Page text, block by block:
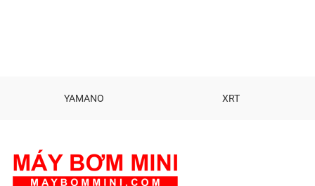
YAMANO XRT